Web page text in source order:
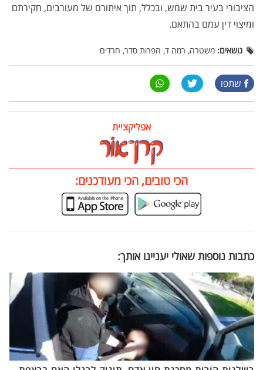
הציבורי בעיר בית שמש, ובכלל, תוך איתורם של מעורבים, חקירתם
ומיצוי דין עמם בהתאם.
נושאים: משטרה, רמה ד, הפרות סדר, חרדים
שתפו
אפליקציית
הכי טובים, הכי מעודכנים:
כתבות נוספות שאולי יעניינו אותך: